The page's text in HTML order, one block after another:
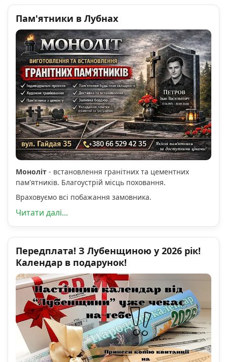
Пам'ятники в Лубнах
Моноліт - встановлення гранітних та цементних
пам'ятників. Благоустрій місць поховання.
Враховуємо всі побажання замовника.
Читати далі...
Передплата! З Лубенщиною у 2026 рік!
Календар в подарунок!